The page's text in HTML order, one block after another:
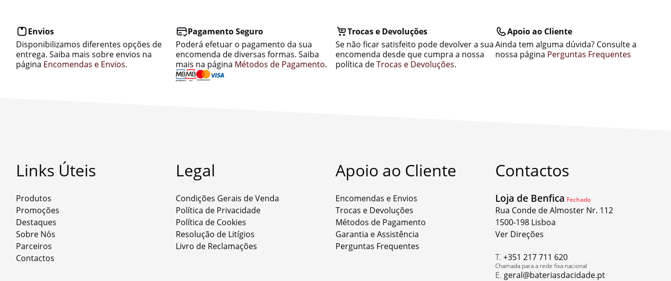
Envios
Disponibilizamos diferentes opções de
entrega. Saiba mais sobre envios na
página Encomendas e Envios.
Pagamento Seguro
Poderá efetuar o pagamento da sua
encomenda de diversas formas. Saiba
mais na página Métodos de Pagamento.
Trocas e Devoluções
Se não ficar satisfeito pode devolver a sua
encomenda desde que cumpra a nossa
política deTrocas e Devoluções.
Apoio ao Cliente
Ainda tem alguma dúvida? Consulte a
nossa página Perguntas Frequentes
Links Úteis
Produtos
Promoções
Destaques
Sobre Nós
Parceiros
Contactos
Legal
Condições Gerais de Venda
Política de Privacidade
Política de Cookies
Resolução de Litígios
Livro de Reclamações
Apoio ao Cliente
Encomendas e Envios
Trocas e Devoluções
Métodos de Pagamento
Garantia e Assistência
Perguntas Frequentes
Contactos
Loja de Benfica Fechado
Rua Conde de Almoster Nr. 112
1500-198 Lisboa
Ver Direções
T. +351 217 711 620
Chamada para a rede fixa nacional
E. geral@bateriasdacidade.pt